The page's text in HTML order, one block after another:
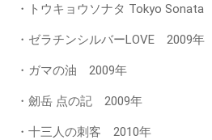
・トウキョウソナタ Tokyo
・ゼラチンシルバーLOVE 2009年
・ガマの油 2009年
・劒岳 点の記 2009年
・十三人の刺客 2010年